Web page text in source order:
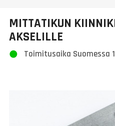
MITTATIKUN
AKSELILLE
Toimitusaika Suomessa